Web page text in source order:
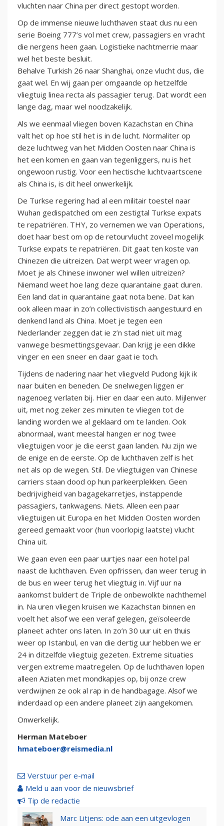
vluchten naar China per direct gestopt worden.
Op de immense nieuwe luchthaven staat dus nu een
serie Boeing 777’s vol met crew, passagiers en vracht
die nergens heen gaan. Logistieke nachtmerrie maar
wel het beste besluit.
Behalve Turkish 26 naar Shanghai, onze vlucht dus, die
gaat wel. En wij gaan per omgaande op hetzelfde
vliegtuig linea recta als passagier terug. Dat wordt een
lange dag, maar wel noodzakelijk.
Als we eenmaal vliegen boven Kazachstan en China
valt het op hoe stil het is in de lucht. Normaliter op
deze luchtweg van het Midden Oosten naar China is
het een komen en gaan van tegenliggers, nu is het
ongewoon rustig. Voor een hectische luchtvaartscene
als China is, is dit heel onwerkelijk.
De Turkse regering had al een militair toestel naar
Wuhan gedispatched om een zestigtal Turkse expats
te repatriëren. THY, zo vernemen we van Operations,
doet haar best om op de retourvlucht zoveel mogelijk
Turkse expats te repatriëren. Dit gaat ten koste van
Chinezen die uitreizen. Dat werpt weer vragen op.
Moet je als Chinese inwoner wel willen uitreizen?
Niemand weet hoe lang deze quarantaine gaat duren.
Een land dat in quarantaine gaat nota bene. Dat kan
ook alleen maar in zo’n collectivistisch aangestuurd en
denkend land als China. Moet je tegen een
Nederlander zeggen dat ie z’n stad niet uit mag
vanwege besmettingsgevaar. Dan krijg je een dikke
vinger en een sneer en daar gaat ie toch.
Tijdens de nadering naar het vliegveld Pudong kijk ik
naar buiten en beneden. De snelwegen liggen er
nagenoeg verlaten bij. Hier en daar een auto. Mijlenver
uit, met nog zeker zes minuten te vliegen tot de
landing worden we al geklaard om te landen. Ook
abnormaal, want meestal hangen er nog twee
vliegtuigen voor je die eerst gaan landen. Nu zijn we
de enige en de eerste. Op de luchthaven zelf is het
net als op de wegen. Stil. De vliegtuigen van Chinese
carriers staan dood op hun parkeerplekken. Geen
bedrijvigheid van bagagekarretjes, instappende
passagiers, tankwagens. Niets. Alleen een paar
vliegtuigen uit Europa en het Midden Oosten worden
gereed gemaakt voor (hun voorlopig laatste) vlucht
China uit.
We gaan even een paar uurtjes naar een hotel pal
naast de luchthaven. Even opfrissen, dan weer terug in
de bus en weer terug het vliegtuig in. Vijf uur na
aankomst buldert de Triple de onbewolkte nachthemel
in. Na uren vliegen kruisen we Kazachstan binnen en
voelt het alsof we een veraf gelegen, geïsoleerde
planeet achter ons laten. In zo’n 30 uur uit en thuis
weer op Istanbul, en van die dertig uur hebben we er
24 in ditzelfde vliegtuig gezeten. Extreme situaties
vergen extreme maatregelen. Op de luchthaven lopen
alleen Aziaten met mondkapjes op, bij onze crew
verdwijnen ze ook al rap in de handbagage. Alsof we
inderdaad op een andere planeet zijn aangekomen.
Onwerkelijk.
Herman Mateboer
hmateboer@reismedia.nl
Verstuur per e-mail
Meld u aan voor de nieuwsbrief
Tip de redactie
Marc Litjens: ode aan een uitgevlogen